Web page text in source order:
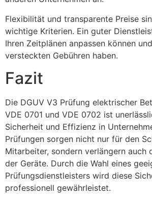
Flexibilität und transparente Preise
wichtige Kriterien. Ein guter
Ihren Zeitplänen anpassen können
versteckten Gebühren haben.
Fazit
Die DGUV V3 Prüfung elektrischer
VDE 0701 und VDE 0702 ist
Sicherheit und Effizienz in
Prüfungen sorgen nicht nur für den
Mitarbeiter, sondern verlängern auch
der Geräte. Durch die Wahl eines
Prüfungsdienstleisters wird diese
professionell gewährleistet.